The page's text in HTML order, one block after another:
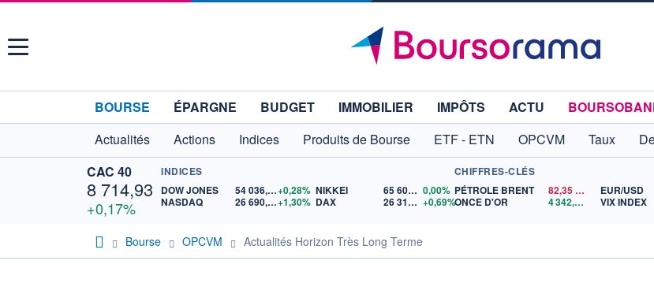
Menu
BOURSE ÉPARGNE BUDGET IMMOBILIER IMPÔTS ACTU
Actualités
Actions Indices Produits de Bourse ETF - ETN OPCVM Taux
CAC 40
8 714,93
+0,17%
INDICES
DOW JONES
54 036,93+0,28%
NASDAQ
26 690,62+1,30%
NIKKEI 65 606,71 0,00%
DAX
26 319,45 +0,69%
CHIFFRES-CLÉS
PÉTROLE BRENT
82,35$US
ONCE D'OR
4 342,26 $US
EUR/USD
VIX INDEX
Bourse OPCVM Actualités Horizon Très Long Terme